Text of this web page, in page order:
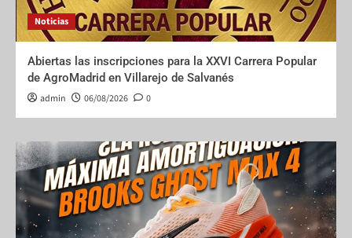
Noticias
Abiertas las inscripciones para la XXVI Carrera Popular
de AgroMadrid en Villarejo de Salvanés
admin 06/08/2026 0